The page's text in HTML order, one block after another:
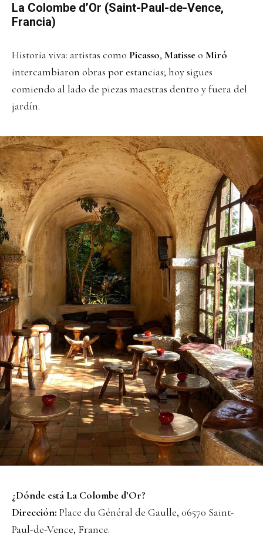
La Colombe d’Or (Saint-Paul-de-Vence,
Francia)
Historia viva: artistas como Picasso, Matisseo Miró
intercambiaron obras por estancias; hoy sigues
comiendo al lado de piezas maestras dentro y fuera del
jardín.
¿Dónde está La Colombe d’Or?
Dirección: Place du Général de Gaulle, 06570 Saint-
Paul-de-Vence, France.